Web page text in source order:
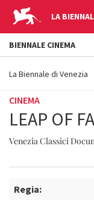
LA
YOUR
ARE
La Biennale di Venezia
CINEMA
LEAP OF
Venezia Classici
Regia:
BIENNALE CINEMA